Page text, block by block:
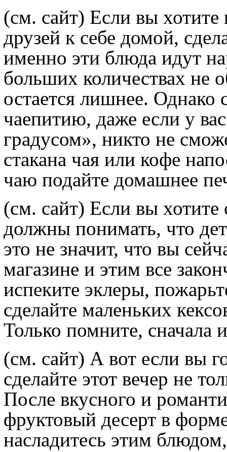
(см. сайт) Если вы хотите
друзей к себе домой,
именно эти блюда идут
больших количествах не
остается лишнее. Однако
чаепитию, даже если у
градусом», никто не
стакана чая или кофе
чаю подайте домашнее
(см. сайт) Если вы хотите
должны понимать, что
это не значит, что вы
магазине и этим все
испеките эклеры,
сделайте маленьких
Только помните, сначала
(см. сайт) А вот если вы
сделайте этот вечер не
После вкусного и
фруктовый десерт в
насладитесь этим